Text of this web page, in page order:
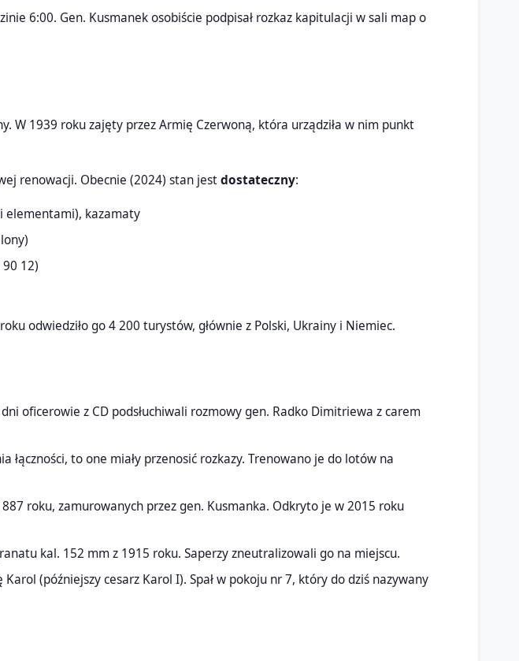
6:00. Gen. Kusmanek osobiście podpisał rozkaz kapitulacji w sali map o
W 1939 roku zajęty przez Armię Czerwoną, która urządziła w nim punkt
renowacji. Obecnie (2024) stan jestdostateczny:
elementami), kazamaty
12)
odwiedziło go 4 200 turystów, głównie z Polski, Ukrainy i Niemiec.
oficerowie z CD podsłuchiwali rozmowy gen. Radko Dimitriewa z carem
łączności, to one miały przenosić rozkazy. Trenowano je do lotów na
roku, zamurowanych przez gen. Kusmanka. Odkryto je w 2015 roku
kal. 152 mm z 1915 roku. Saperzy zneutralizowali go na miejscu.
(późniejszy cesarz Karol I). Spał w pokoju nr 7, który do dziś nazywany